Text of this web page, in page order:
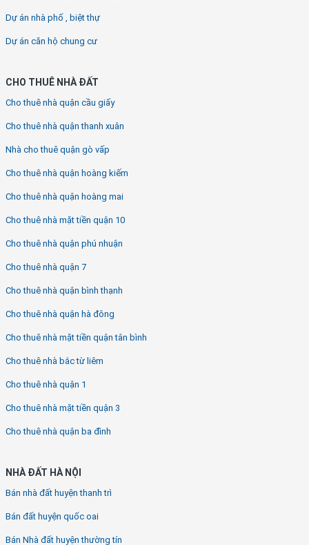
Dự án nhà phố , biệt thự
Dự án căn hộ chung cư
CHO THUÊ NHÀ ĐẤT
Cho thuê nhà quận cầu giấy
Cho thuê nhà quận thanh xuân
Nhà cho thuê quận gò vấp
Cho thuê nhà quận hoàng kiếm
Cho thuê nhà quận hoàng mai
Cho thuê nhà mặt tiền quận 10
Cho thuê nhà quận phú nhuận
Cho thuê nhà quận 7
Cho thuê nhà quận bình thạnh
Cho thuê nhà quận hà đông
Cho thuê nhà mặt tiền quận tân bình
Cho thuê nhà bắc từ liêm
Cho thuê nhà quận 1
Cho thuê nhà mặt tiền quận 3
Cho thuê nhà quận ba đình
NHÀ ĐẤT HÀ NỘI
Bán nhà đất huyện thanh trì
Bán đất huyện quốc oai
Bán Nhà đất huyện thường tín